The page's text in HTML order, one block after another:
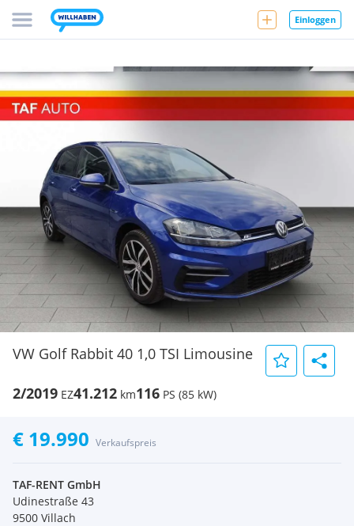
Einloggen
VW Golf Rabbit 40 1,0 TSI Limousine
2/2019 EZ41.212 km116 PS (85 kW)
€ 19.990 Verkaufspreis
TAF-RENT GmbH
Udinestraße 43
9500 Villach